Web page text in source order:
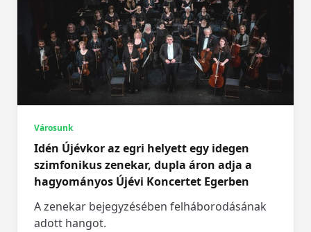
Városunk
Idén Újévkor az egri helyett egy idegen
szimfonikus zenekar, dupla áron adja a
hagyományos Újévi Koncertet Egerben
A zenekar bejegyzésében felháborodásának
adott hangot.